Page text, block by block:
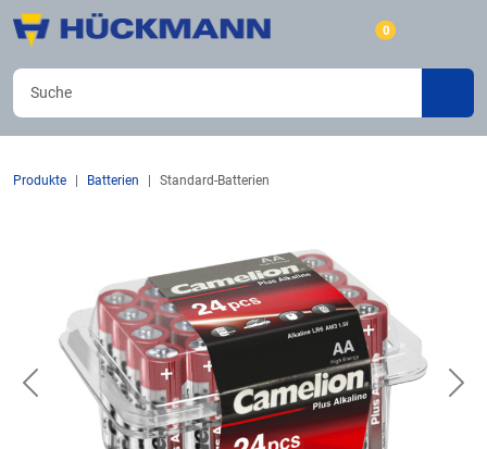
0
Produkte Batterien Standard-Batterien
Previous